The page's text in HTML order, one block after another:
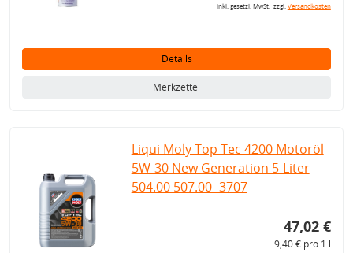
inkl. gesetzl. MwSt., zzgl.Versandkosten
Details
Merkzettel
Liqui Moly Top Tec 4200 Motoröl
5W-30 New Generation 5-Liter
504.00 507.00 -3707
47,02 €
9,40 € pro 1 l